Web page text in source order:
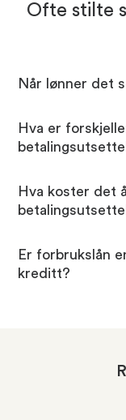
Ofte stilte
Når lønner det
Hva er
Hva koster det
Er forbrukslån
kreditt?